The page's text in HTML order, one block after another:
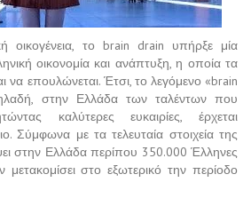
οικογένεια, το brain drain υπήρξε μία
οικονομία και ανάπτυξη, η οποία τα
να επουλώνεται. Έτσι, το λεγόμενο «brain
στην Ελλάδα των ταλέντων που
καλύτερες ευκαιρίες, έρχεται
Σύμφωνα με τα τελευταία στοιχεία της
στην Ελλάδα περίπου 350.000 Έλληνες
στο εξωτερικό την περίοδο